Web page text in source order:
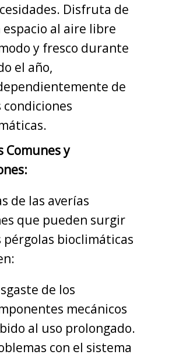
Disfruta de
espacio al aire libre
y fresco durante
el año,
de
condiciones
Comunes y
de las averías
que pueden surgir
pérgolas bioclimáticas
de los
mecánicos
al uso prolongado.
con el sistema